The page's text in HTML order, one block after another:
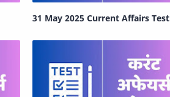
31 May 2025 Current Affairs Test